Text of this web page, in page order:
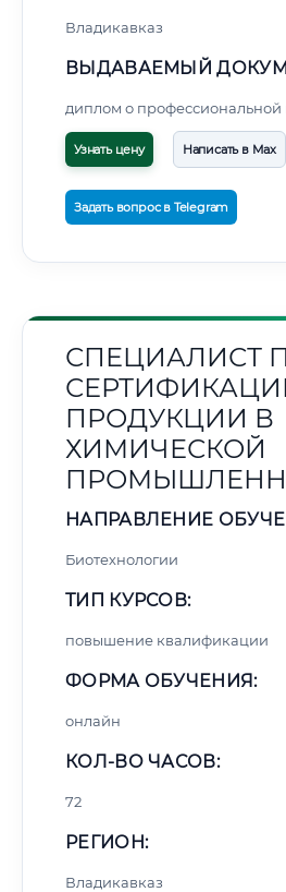
Владикавказ
ВЫДАВАЕМЫЙ
диплом о профессиональной
Узнать цену Написать в Max
Задать вопрос в Telegram
СПЕЦИАЛИСТ
ПРОДУКЦИИ В
ХИМИЧЕСКОЙ
НАПРАВЛЕНИЕ
Биотехнологии
ТИП КУРСОВ:
повышение квалификации
ФОРМА ОБУЧЕНИЯ:
онлайн
КОЛ-ВО ЧАСОВ:
72
РЕГИОН:
Владикавказ